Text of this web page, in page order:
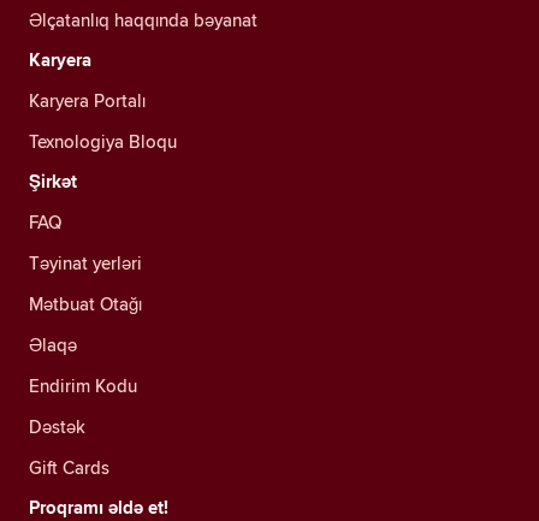
Əlçatanlıq haqqında bəyanat
Karyera
Karyera Portalı
Texnologiya Bloqu
Şirkət
FAQ
Təyinat yerləri
Mətbuat Otağı
Əlaqə
Endirim Kodu
Dəstək
Gift Cards
Proqramı əldə et!